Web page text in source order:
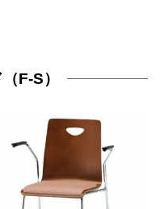
F-S）